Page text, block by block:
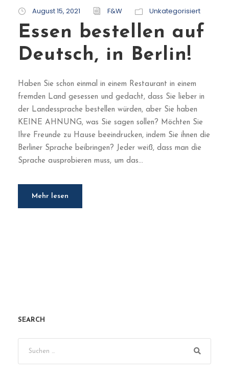
August 15, 2021 F&W Unkategorisiert
Essen bestellen auf
Deutsch, in Berlin!
Haben Sie schon einmal in einem Restaurant in einem
fremden Land gesessen und gedacht, dass Sie lieber in
der Landessprache bestellen würden, aber Sie haben
KEINE AHNUNG, was Sie sagen sollen? Möchten Sie
Ihre Freunde zu Hause beeindrucken, indem Sie ihnen die
Berliner Sprache beibringen? Jeder weiß, dass man die
Sprache ausprobieren muss, um das...
Mehr lesen
SEARCH